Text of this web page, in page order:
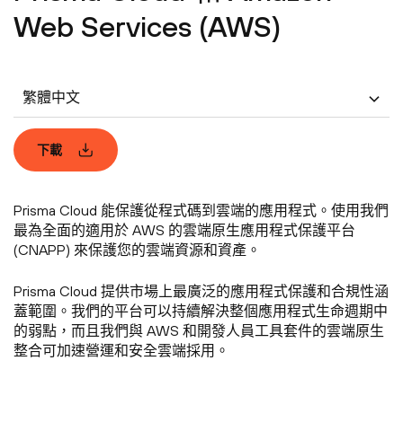
Web Services (AWS)
繁體中文
下載
Prisma Cloud 能保護從程式碼到雲端的應用程式。使用我們
最為全面的適用於 AWS 的雲端原生應用程式保護平台
(CNAPP) 來保護您的雲端資源和資產。
Prisma Cloud 提供市場上最廣泛的應用程式保護和合規性涵
蓋範圍。我們的平台可以持續解決整個應用程式生命週期中
的弱點，而且我們與 AWS 和開發人員工具套件的雲端原生
整合可加速營運和安全雲端採用。